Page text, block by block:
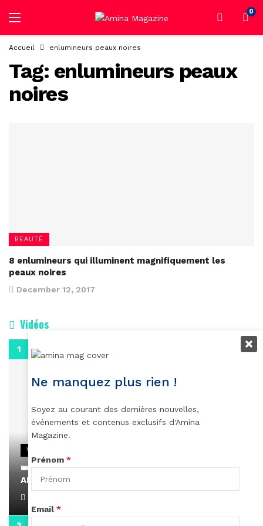
0
Accueil enlumineurs peaux noires
Tag: enlumineurs peaux
noires
BEAUTÉ
8 enlumineurs qui illuminent magnifiquement les
peaux noires
December 12, 2017
Vidéos
0:29
VIDEOS
👑 Remerciements à Ayden pour son message sur
AMINA, le Magazine de la Femme
Ne manquez plus rien !
Soyez au courant des dernières nouvelles,
événements et contenus exclusifs d'Amina
Magazine.
Prénom *
Email *